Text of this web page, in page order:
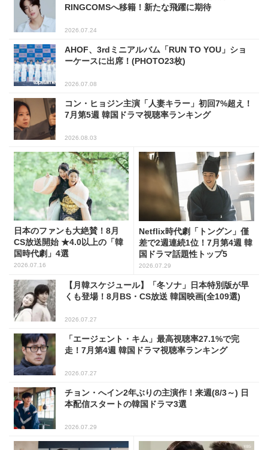
RINGCOMSへ移籍！新たな飛躍に期待
2026.07.24
AHOF、3rdミニアルバム「RUN TO YOU」ショ
ーケースに出席！(PHOTO23枚)
2026.07.08
コン・ヒョジン主演「人妻キラー」初回7%超え！
7月第5週 韓国ドラマ視聴率ランキング
2026.08.03
日本のファンも大絶賛！8月
CS放送開始 ★4.0以上の「韓
国時代劇」4選
2026.07.16
Netflix時代劇「トングン」僅
差で2週連続1位！7月第4週 韓
国ドラマ話題性トップ5
2026.07.29
【月韓スケジュール】「冬ソナ」日本特別版が早
くも登場！8月BS・CS放送 韓国映画(全109選)
2026.07.27
「エージェント・キム」最高視聴率27.1%で完
走！7月第4週 韓国ドラマ視聴率ランキング
2026.07.27
チョン・へイン2年ぶりの主演作！来週(8/3～) 日
本配信スタートの韓国ドラマ3選
2026.07.29